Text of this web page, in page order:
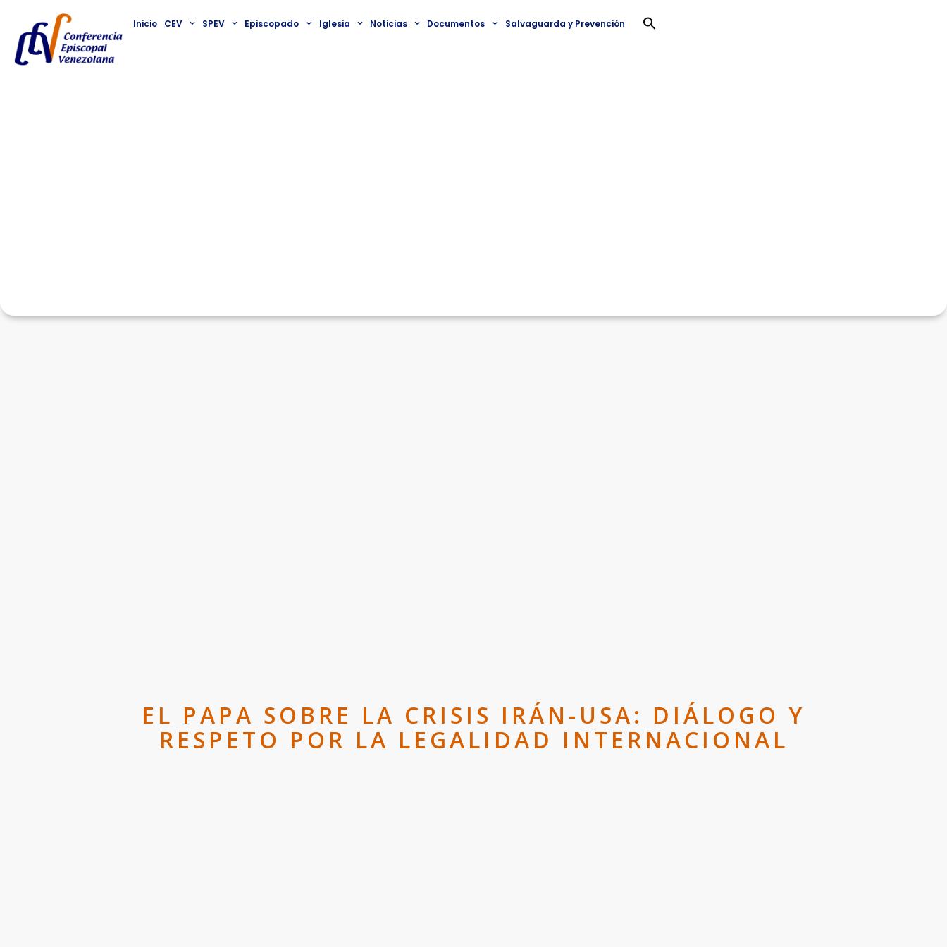
Inicio CEV SPEV Episcopado Iglesia Noticias Documentos Salvaguarda y Prevención
EL PAPA SOBRE LA CRISIS IRÁN-USA: DIÁLOGO Y
RESPETO POR LA LEGALIDAD INTERNACIONAL